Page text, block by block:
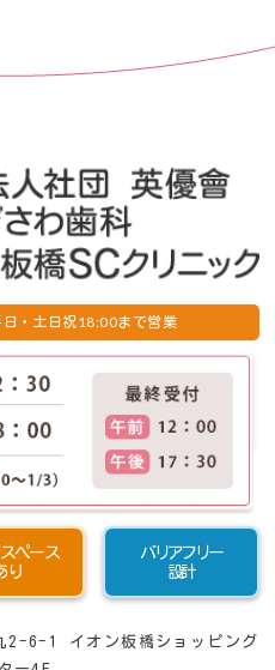
・土日祝 18:00まで営業
ペース
り
バリアフリー
設計
6-1 イオン板橋ショッピング